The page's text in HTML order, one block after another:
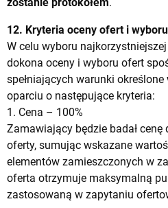
12. Kryteria oceny ofert i
W celu wyboru
dokona oceny i wyboru ofert
spełniających warunki
oparciu o następujące kryteria:
1. Cena – 100%
Zamawiający będzie badał
oferty, sumując wskazane
elementów zamieszczonych w
oferta otrzymuje maksymalną
zastosowaną w zapytaniu